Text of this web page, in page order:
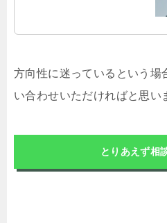
方向性に迷っているという場
い合わせいただければと思い
とりあえず相